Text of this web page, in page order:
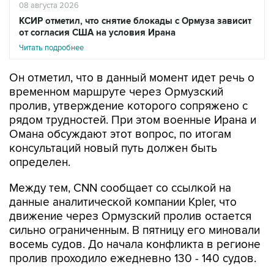
08 августа 2026
КСИР отметил, что снятие блокады с Ормуза зависит
от согласия США на условия Ирана
Читать подробнее
Он отметил, что в данный момент идет речь о
временном маршруте через Ормузский
пролив, утверждение которого сопряжено с
рядом трудностей. При этом военные Ирана и
Омана обсуждают этот вопрос, по итогам
консультаций новый путь должен быть
определен.
Между тем, CNN сообщает со ссылкой на
данные аналитической компании Kpler, что
движение через Ормузский пролив остается
сильно ограниченным. В пятницу его миновали
восемь судов. До начала конфликта в регионе
пролив проходило ежедневно 130 - 140 судов.